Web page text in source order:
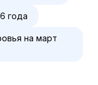
года
на март